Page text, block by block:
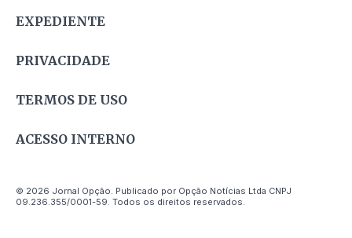
EXPEDIENTE
PRIVACIDADE
TERMOS DE USO
ACESSO INTERNO
© 2026 Jornal Opção. Publicado por Opção Notícias Ltda CNPJ
09.236.355/0001-59. Todos os direitos reservados.